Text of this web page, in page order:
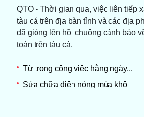
QTO - Thời gian qua, việc liên tiếp
tàu cá trên địa bàn tỉnh và các địa
đã gióng lên hồi chuông cảnh báo
toàn trên tàu cá.
Từ trong công việc hằng ngày...
Sửa chữa điện nóng mùa khô